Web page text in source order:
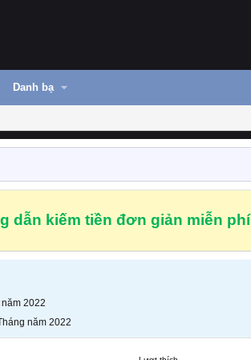
Danh bạ
dẫn kiếm tiền đơn giản miễn phí
2022
năm 2022